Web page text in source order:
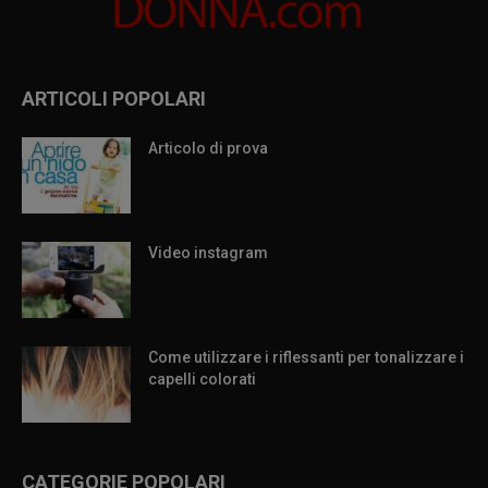
ARTICOLI POPOLARI
Articolo di prova
Video instagram
Come utilizzare i riflessanti per tonalizzare i
capelli colorati
CATEGORIE POPOLARI